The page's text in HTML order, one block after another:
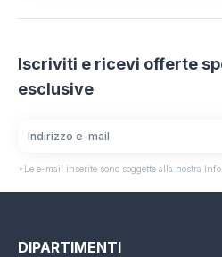
Iscriviti e ricevi offerte
esclusive
*Le e-mail inserite sono soggette alla nostra
DIPARTIMENTI